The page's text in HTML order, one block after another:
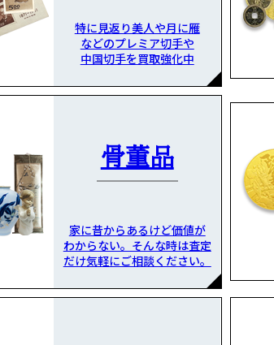
特に見返り美人や月に雁
などのプレミア切手や
中国切手を買取強化中
骨董品
家に昔からあるけど価値が
わからない。そんな時は査定
だけ気軽にご相談ください。